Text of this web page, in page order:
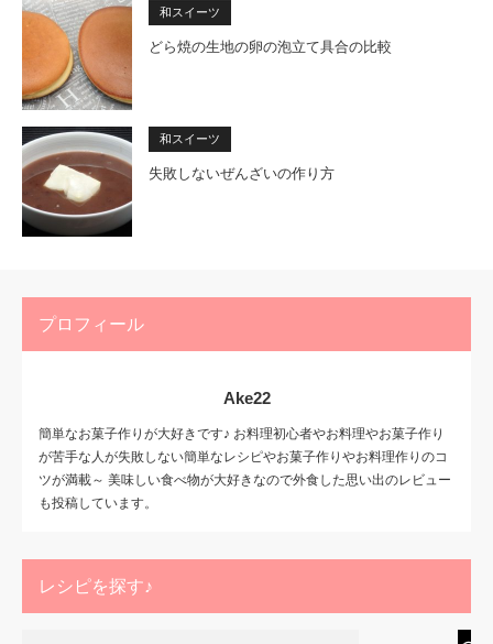
和スイーツ
どら焼の生地の卵の泡立て具合の比較
和スイーツ
失敗しないぜんざいの作り方
プロフィール
Ake22
簡単なお菓子作りが大好きです♪ お料理初心者やお料理やお菓子作り
が苦手な人が失敗しない簡単なレシピやお菓子作りやお料理作りのコ
ツが満載～ 美味しい食べ物が大好きなので外食した思い出のレビュー
も投稿しています。
レシピを探す♪